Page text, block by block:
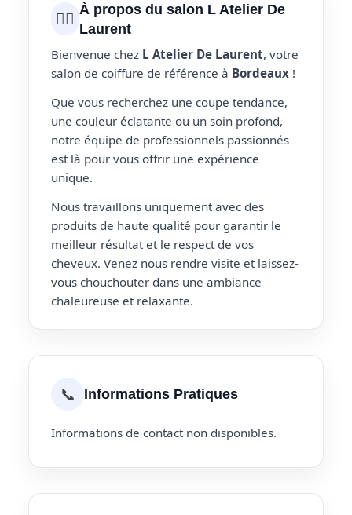
💇‍♀️ À propos du salon L Atelier De
Laurent
Bienvenue chez L Atelier De Laurent, votre
salon de coiffure de référence à Bordeaux !
Que vous recherchez une coupe tendance,
une couleur éclatante ou un soin profond,
notre équipe de professionnels passionnés
est là pour vous offrir une expérience
unique.
Nous travaillons uniquement avec des
produits de haute qualité pour garantir le
meilleur résultat et le respect de vos
cheveux. Venez nous rendre visite et laissez-
vous chouchouter dans une ambiance
chaleureuse et relaxante.
📞 Informations Pratiques
Informations de contact non disponibles.